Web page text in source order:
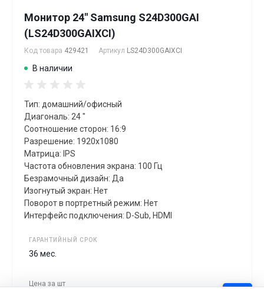
Монитор 24" Samsung S24D300GAI
(LS24D300GAIXCI)
Код товара 429421 Артикул LS24D300GAIXCI
В наличии
Тип: домашний/офисный
Диагональ: 24 "
Соотношение сторон: 16:9
Разрешение: 1920x1080
Матрица: IPS
Частота обновления экрана: 100 Гц
Безрамочный дизайн: Да
Изогнутый экран: Нет
Поворот в портретный режим: Нет
Интерфейс подключения: D-Sub, HDMI
ГАРАНТИЙНЫЙ СРОК
36 мес.
Цена за шт